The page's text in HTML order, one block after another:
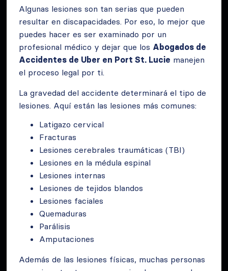
Algunas lesiones son tan serias que pueden
resultar en discapacidades. Por eso, lo mejor que
puedes hacer es ser examinado por un
profesional médico y dejar que los Abogados de
Accidentes de Uber en Port St. Lucie manejen
el proceso legal por ti.
La gravedad del accidente determinará el tipo de
lesiones. Aquí están las lesiones más comunes:
Latigazo cervical
Fracturas
Lesiones cerebrales traumáticas (TBI)
Lesiones en la médula espinal
Lesiones internas
Lesiones de tejidos blandos
Lesiones faciales
Quemaduras
Parálisis
Amputaciones
Además de las lesiones físicas, muchas personas